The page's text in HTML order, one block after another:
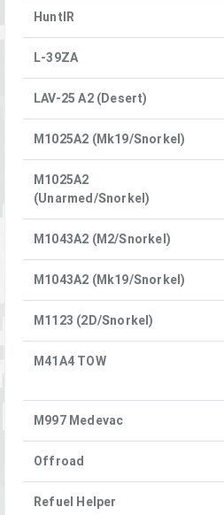
HuntIR
L-39ZA
LAV-25 A2 (Desert)
M1025A2 (Mk19/Snorkel)
M1025A2
(Unarmed/Snorkel)
M1043A2 (M2/Snorkel)
M1043A2 (Mk19/Snorkel)
M1123 (2D/Snorkel)
M41A4 TOW
M997 Medevac
Offroad
Refuel Helper